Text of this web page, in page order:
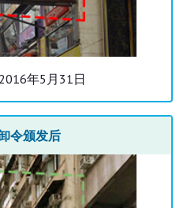
年5月31日
令颁发后